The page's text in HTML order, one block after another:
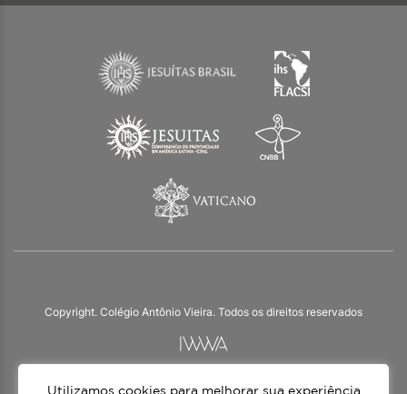
Copyright. Colégio Antônio Vieira. Todos os direitos reservados
Utilizamos cookies para melhorar sua experiência